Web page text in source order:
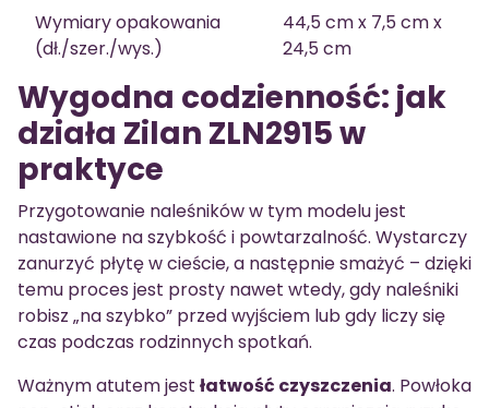
Wymiary opakowania
(dł./szer./wys.)
44,5 cm x 7,5 cm x
24,5 cm
Wygodna codzienność: jak
działa Zilan ZLN2915 w
praktyce
Przygotowanie naleśników w tym modelu jest
nastawione na szybkość i powtarzalność. Wystarczy
zanurzyć płytę w cieście, a następnie smażyć – dzięki
temu proces jest prosty nawet wtedy, gdy naleśniki
robisz „na szybko” przed wyjściem lub gdy liczy się
czas podczas rodzinnych spotkań.
Ważnym atutem jest łatwość czyszczenia. Powłoka